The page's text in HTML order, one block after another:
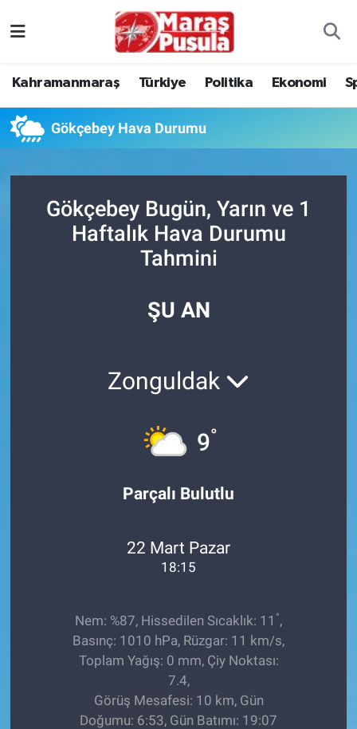
Kahramanmaraş Türkiye Politika Ekonomi
Gökçebey Hava Durumu
Gökçebey Bugün, Yarın ve 1
Haftalık Hava Durumu
Tahmini
ŞU AN
Zonguldak
9°
Parçalı Bulutlu
22 Mart Pazar
18:15
Nem: %87, Hissedilen Sıcaklık: 11 °,
Basınç: 1010 hPa, Rüzgar: 11 km/s,
Toplam Yağış: 0 mm, Çiy Noktası:
7.4,
Görüş Mesafesi: 10 km, Gün
Doğumu: 6:53, Gün Batımı: 19:07
Ekonomi
TEKNOLOJİ
Bilim, Teknoloji
ÇEVRE
HABERDE İNSAN
EĞİTİM
Süper Lig Puan Durumu ve Fikstür
Son Dakika Haberleri